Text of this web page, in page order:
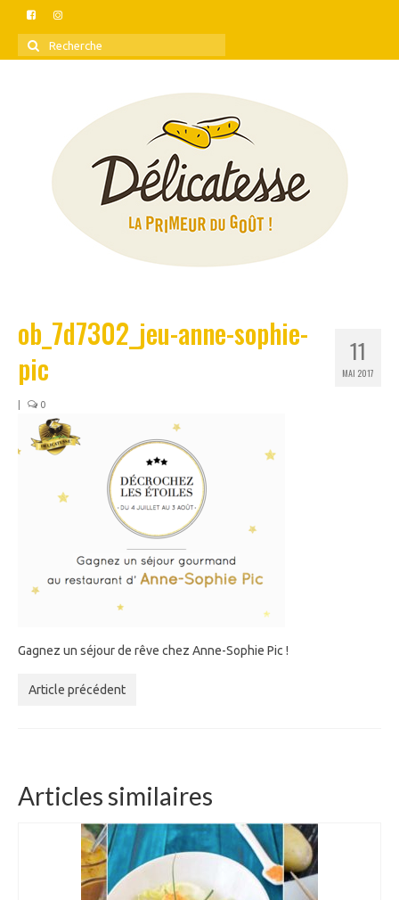
Rechercher
:
11
MAI 2017
ob_7d7302_jeu-anne-sophie-
pic
0
Gagnez un séjour de rêve chez Anne-Sophie Pic !
Article précédent
Articles similaires